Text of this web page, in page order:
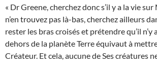
« Dr Greene, cherchez donc s’il y a la vie
n’en trouvez pas là-bas, cherchez ailleurs
rester les bras croisés et prétendre qu’il n’y
dehors de la planète Terre équivaut à
Créateur. Et cela, aucune de Ses créatures